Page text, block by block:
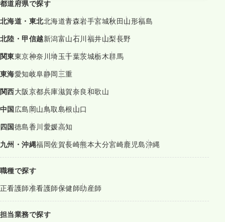
都道府県で探す
北海道・東北北海道青森岩手宮城秋田山形福島
北陸・甲信越新潟富山石川福井山梨長野
関東東京神奈川埼玉千葉茨城栃木群馬
東海愛知岐阜静岡三重
関西大阪京都兵庫滋賀奈良和歌山
中国広島岡山鳥取島根山口
四国徳島香川愛媛高知
九州・沖縄福岡佐賀長崎熊本大分宮崎鹿児島沖縄
職種で探す
正看護師准看護師保健師助産師
担当業務で探す